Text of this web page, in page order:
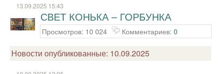
13.09.2025 15:43
СВЕТ КОНЬКА – ГОРБУНКА
Просмотров: 10 024 Комментариев: 0
Новости опубликованные: 10.09.2025